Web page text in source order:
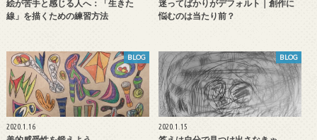
絵が苦手と感じる人へ：「生きた
線」を描くための練習方法
迷ってばかりがデフォルト｜創作に
悩むのは当たり前？
BLOG
2020.1.16
BLOG
2020.1.15